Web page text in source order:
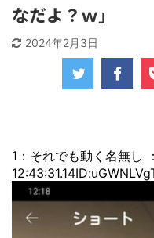
なだよ？ｗ」
2024年2月3日
1：それでも動く名無し